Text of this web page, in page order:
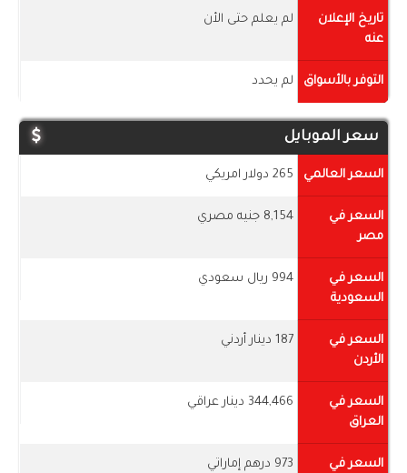
تاريخ الإعلان
عنه
لم يعلم حتى الأن
التوفر بالأسواق لم يحدد
سعر الموبايل
السعر العالمي 265 دولار امريكي
السعر في
مصر
8,154 جنيه مصري
السعر في
السعودية
994 ريال سعودي
السعر في
الأردن
187 دينار أردني
السعر في
العراق
344,466 دينار عراقي
السعر في 973 درهم إماراتي